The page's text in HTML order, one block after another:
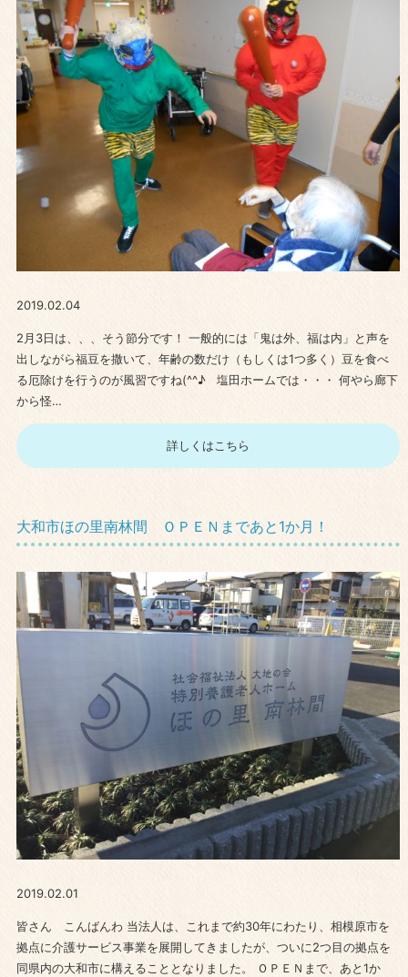
2019.02.04
2月3日は、、、そう節分です！ 一般的には「鬼は外、福は内」と声を
出しながら福豆を撒いて、年齢の数だけ（もしくは1つ多く）豆を食べ
る厄除けを行うのが風習ですね(^^♪ 塩田ホームでは・・・ 何やら廊下
から怪…
詳しくはこちら
大和市ほの里南林間 ＯＰＥＮまであと1か月！
2019.02.01
皆さん こんばんわ 当法人は、これまで約30年にわたり、相模原市を
拠点に介護サービス事業を展開してきましたが、ついに2つ目の拠点を
同県内の大和市に構えることとなりました。 ＯＰＥＮまで、あと1か